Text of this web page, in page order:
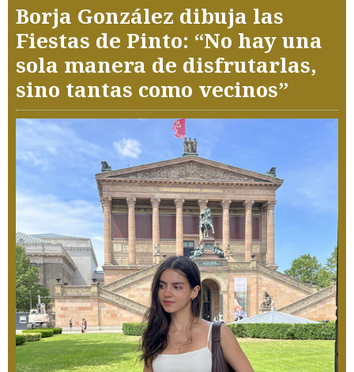
Borja González dibuja las
Fiestas de Pinto: “No hay una
sola manera de disfrutarlas,
sino tantas como vecinos”